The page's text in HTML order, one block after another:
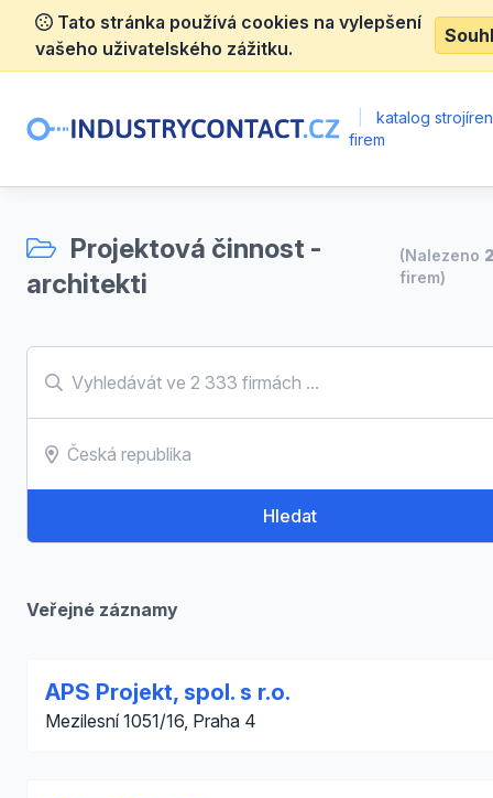
Tato stránka používá cookies na vylepšení
vašeho uživatelského zážitku.
katalog
firem
Projektová činnost -
architekti
(Nalezeno
firem)
Hledat
Veřejné záznamy
APS Projekt, spol. s r.o.
Mezilesní 1051/16, Praha 4